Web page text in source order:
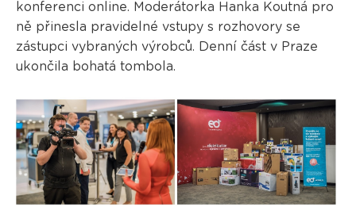
konferenci online. Moderátorka Hanka Koutná pro
ně přinesla pravidelné vstupy s rozhovory se
zástupci vybraných výrobců. Denní část v Praze
ukončila bohatá tombola.